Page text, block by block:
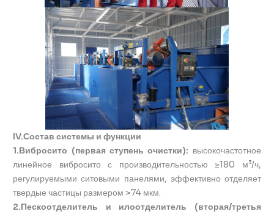
IV.Состав системы и функции
1.Вибросито (первая ступень очистки): высокочастотное
линейное вибросито с производительностью ≥180 м³/ч,
регулируемыми ситовыми панелями, эффективно отделяет
твердые частицы размером >74 мкм.
2.Пескоотделитель и илоотделитель (вторая/третья